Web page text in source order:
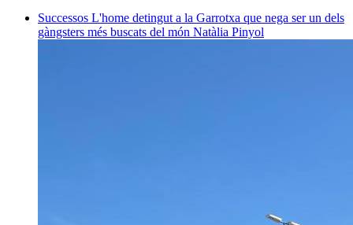
Successos L'home detingut a la Garrotxa que nega ser un dels
gàngsters més buscats del món Natàlia Pinyol